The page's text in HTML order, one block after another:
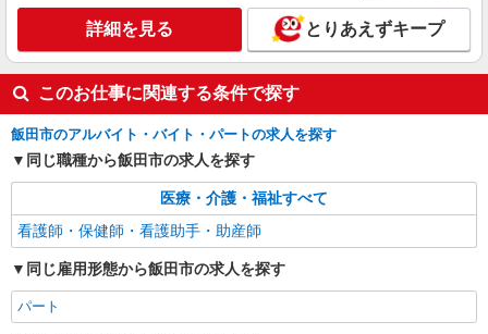
時給1500円〜2125円 ＜日払い有/週払い有/交
通費全支給(ガソリン代含む)＞
飯田市内 ※最寄り：飯田・鼎・伊那八幡等
詳細を見る
派遣社員
株式会社kotrio /●MT-H-1908973
飯田市＊病院のサポート役♪高時給＆充実の研
修で安心スタート
時給1500円〜2125円 ＜日払い有/週払い有/交
詳細を見る とりあえずキープ
このお仕事に関連する条件で探す
飯田市のアルバイト・バイト・パートの求人を探す
同じ職種から飯田市の求人を探す
医療・介護・福祉すべて
看護師・保健師・看護助手・助産師
同じ雇用形態から飯田市の求人を探す
パート